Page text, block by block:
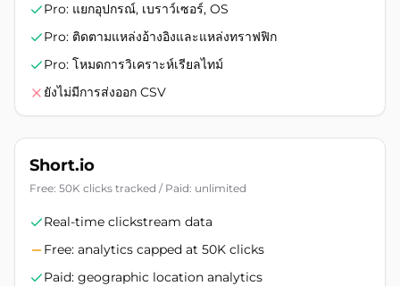
Pro: แยกอุปกรณ์, เบราว์เซอร์, OS
Pro: ติดตามแหล่งอ้างอิงและแหล่งทราฟฟิก
Pro: โหมดการวิเคราะห์เรียลไทม์
ยังไม่มีการส่งออก CSV
Short.io
Free: 50K clicks tracked / Paid: unlimited
Real-time clickstream data
Free: analytics capped at 50K clicks
Paid: geographic location analytics